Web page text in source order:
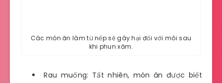
Các món ăn làm từ nếp sẽ gây hại đối với môi sau
khi phun xăm.
Rau muống: Tất nhiên, món ăn được biết